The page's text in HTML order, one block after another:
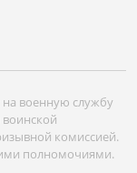
военную службу
комиссией.
полномочиями.